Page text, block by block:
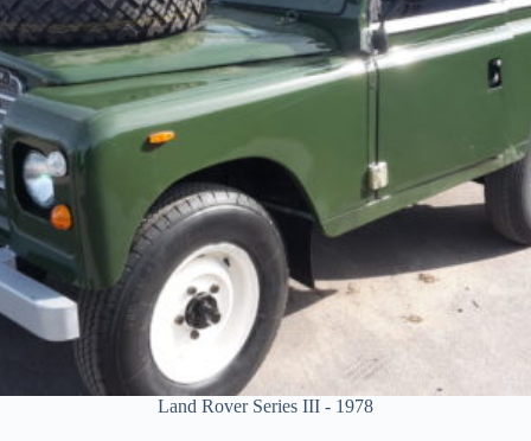
Land Rover Series III - 1978